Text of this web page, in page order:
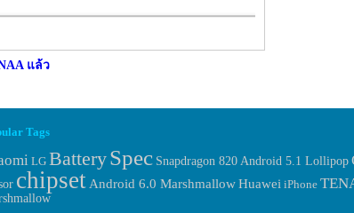
แล้ว
Tags
LG BatterySpec Snapdragon 820 Android 5.1 Lollipop
chipset Android 6.0 MarshmallowHuawei iPhone